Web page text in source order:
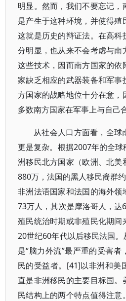
明显。然而，我们不要忘记，
是产生于这种环境，并使得殖
这就是历史的辩证法。在高科
分明显，也从来不会考虑与南
这些技术，因而南方国家的依
家缺乏相应的武器装备和军事
方国家的战略地位十分在意，
多数南方国家在军事上与自己合
从社会人口方面看，全
更是复杂。根据2007年的全
洲移民北方国家（欧洲、北美
880万，法国的黑人移民裔群
非洲法语国家和法国的海外领
73万人，其次是摩洛哥人，达
殖民统治时期或非殖民化期间
20世纪60年代以后移民法国
是“脑力外流”最严重的受害
民的受益者。[41]以非洲和美
直是非洲移民的主要目标国。
民结构上的两个特点值得注意